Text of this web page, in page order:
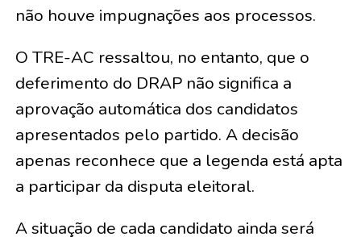
não houve impugnações aos processos.
O TRE-AC ressaltou, no entanto, que o
deferimento do DRAP não significa a
aprovação automática dos candidatos
apresentados pelo partido. A decisão
apenas reconhece que a legenda está apta
a participar da disputa eleitoral.
A situação de cada candidato ainda será